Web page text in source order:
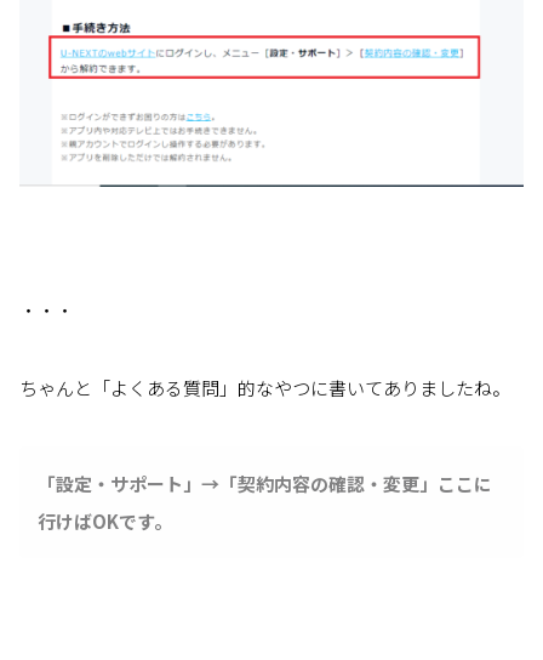
・・・
ちゃんと「よくある質問」的なやつに書いてありましたね。
「設定・サポート」→「契約内容の確認・変更」ここに
行けばOKです。